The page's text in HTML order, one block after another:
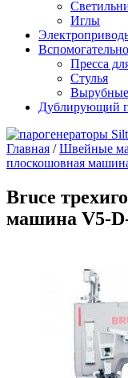
Иглы
Пресса
Стулья
Дублирующий
Главная /Швейные
плоскошовная
Bruce
машина V5-